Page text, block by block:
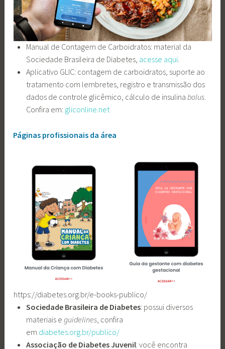
Manual de Contagem de Carboidratos: material da
Sociedade Brasileira de Diabetes, acesse aqui.
Aplicativo GLIC: contagem de carboidratos, suporte ao
tratamento com lembretes, registro e transmissão dos
dados de controle glicêmico, cálculo de insulina bolus.
Confira em: gliconline.net
Páginas profissionais da área
https://diabetes.org.br/e-books-publico/
Sociedade Brasileira de Diabetes: possui diversos
materiais e guidelines, confira
em diabetes.org.br/publico/
Associação de Diabetes Juvenil: você encontra